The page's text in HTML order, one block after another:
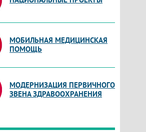
МОБИЛЬНАЯ МЕДИЦИНСКАЯ
ПОМОЩЬ
МОДЕРНИЗАЦИЯ ПЕРВИЧНОГО
ЗВЕНА ЗДРАВООХРАНЕНИЯ